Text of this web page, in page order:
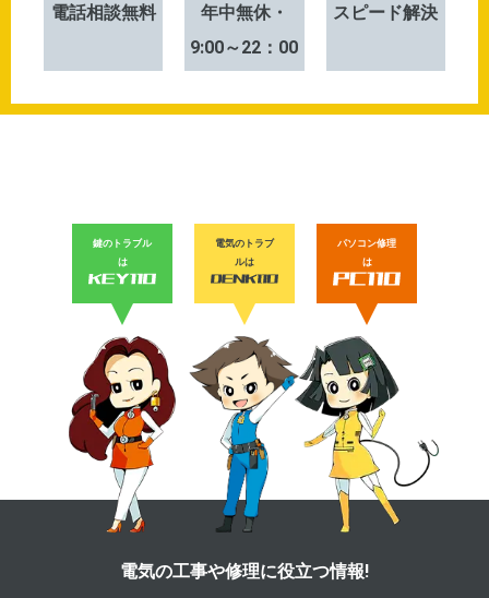
電話相談無料
年中無休・
9:00～22：00
スピード解決
鍵のトラブル
は
電気のトラブ
ルは
パソコン修理
は
電気の工事や修理に役立つ情報!